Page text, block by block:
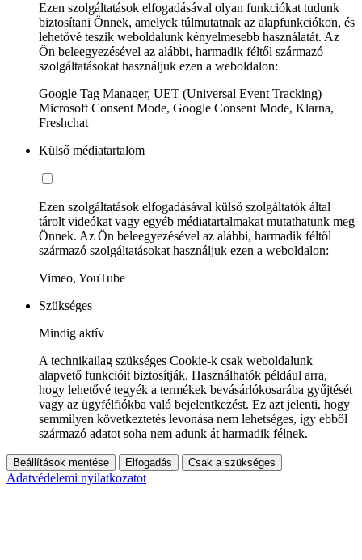
Ezen szolgáltatások elfogadásával olyan funkciókat tudunk
biztosítani Önnek, amelyek túlmutatnak az alapfunkciókon, és
lehetővé teszik weboldalunk kényelmesebb használatát. Az
Ön beleegyezésével az alábbi, harmadik féltől származó
szolgáltatásokat használjuk ezen a weboldalon:
Google Tag Manager, UET (Universal Event Tracking)
Microsoft Consent Mode, Google Consent Mode, Klarna,
Freshchat
Külső médiatartalom
Ezen szolgáltatások elfogadásával külső szolgáltatók által
tárolt videókat vagy egyéb médiatartalmakat mutathatunk meg
Önnek. Az Ön beleegyezésével az alábbi, harmadik féltől
származó szolgáltatásokat használjuk ezen a weboldalon:
Vimeo, YouTube
Szükséges
Mindig aktív
A technikailag szükséges Cookie-k csak weboldalunk
alapvető funkcióit biztosítják. Használhatók például arra,
hogy lehetővé tegyék a termékek bevásárlókosarába gyűjtését
vagy az ügyfélfiókba való bejelentkezést. Ez azt jelenti, hogy
semmilyen következtetés levonása nem lehetséges, így ebből
származó adatot soha nem adunk át harmadik félnek.
Beállítások mentése Elfogadás Csak a szükséges
Adatvédelemi nyilatkozatot